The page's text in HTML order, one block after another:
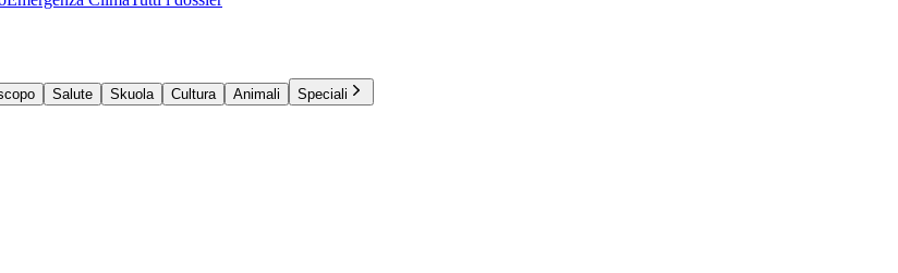
Salute Skuola Cultura Animali
Speciali